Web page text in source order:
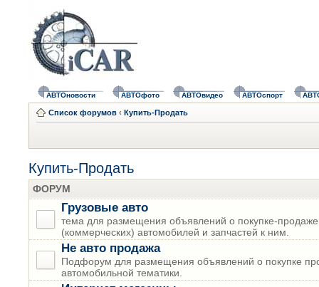
АВТОновости АВТОфото АВТОвидео АВТОспорт
Список форумов ‹ Купить-Продать
Купить-Продать
ФОРУМ
Грузовые авто
тема для размещения объявлений о покупке-продаже
(коммерческих) автомобилей и запчастей к ним.
Не авто продажа
Подфорум для размещения объявлений о покупке
автомобильной тематики.